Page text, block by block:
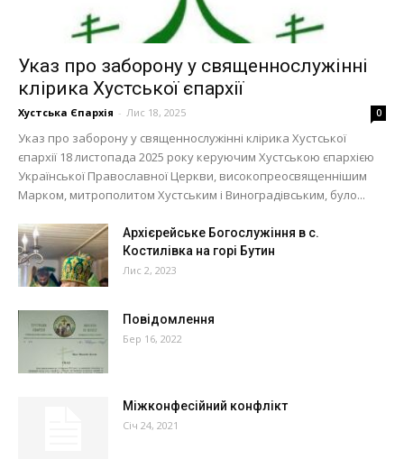
Указ про заборону у священнослужінні
клірика Хустської єпархії
Хустська Єпархія - Лис 18, 2025 0
Указ про заборону у священнослужінні клірика Хустської
єпархії 18 листопада 2025 року керуючим Хустською єпархією
Української Православної Церкви, високопреосвященнішим
Марком, митрополитом Хустським і Виноградівським, було...
Архієрейське Богослужіння в с.
Костилівка на горі Бутин
Лис 2, 2023
Повідомлення
Бер 16, 2022
Міжконфесійний конфлікт
Січ 24, 2021